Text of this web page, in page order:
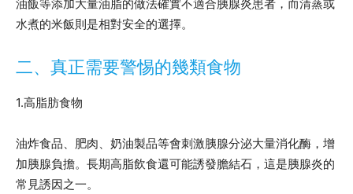
油飯等添加大量油脂的做法確實不適合胰腺炎患者，而清蒸或
水煮的米飯則是相對安全的選擇。
二、真正需要警惕的幾類食物
1.高脂肪食物
油炸食品、肥肉、奶油製品等會刺激胰腺分泌大量消化酶，增
加胰腺負擔。長期高脂飲食還可能誘發膽結石，這是胰腺炎的
常見誘因之一。